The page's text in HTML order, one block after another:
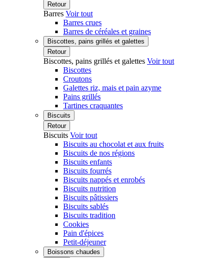
Retour
Barres Voir tout
Barres crues
Barres de céréales et graines
Biscottes, pains grillés et galettes
Retour
Biscottes, pains grillés et galettes Voir tout
Biscottes
Croutons
Galettes riz, mais et pain azyme
Pains grillés
Tartines craquantes
Biscuits
Retour
Biscuits Voir tout
Biscuits au chocolat et aux fruits
Biscuits de nos régions
Biscuits enfants
Biscuits fourrés
Biscuits nappés et enrobés
Biscuits nutrition
Biscuits pâtissiers
Biscuits sablés
Biscuits tradition
Cookies
Pain d'épices
Petit-déjeuner
Boissons chaudes